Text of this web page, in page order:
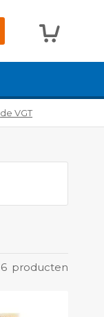
de VGT
6 producten